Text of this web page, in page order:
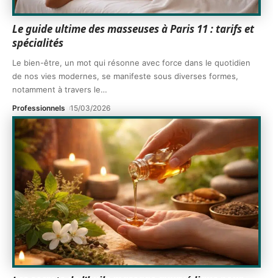
Le guide ultime des masseuses à Paris 11 : tarifs et
spécialités
Le bien-être, un mot qui résonne avec force dans le quotidien
de nos vies modernes, se manifeste sous diverses formes,
notamment à travers le…
Professionnels 15/03/2026